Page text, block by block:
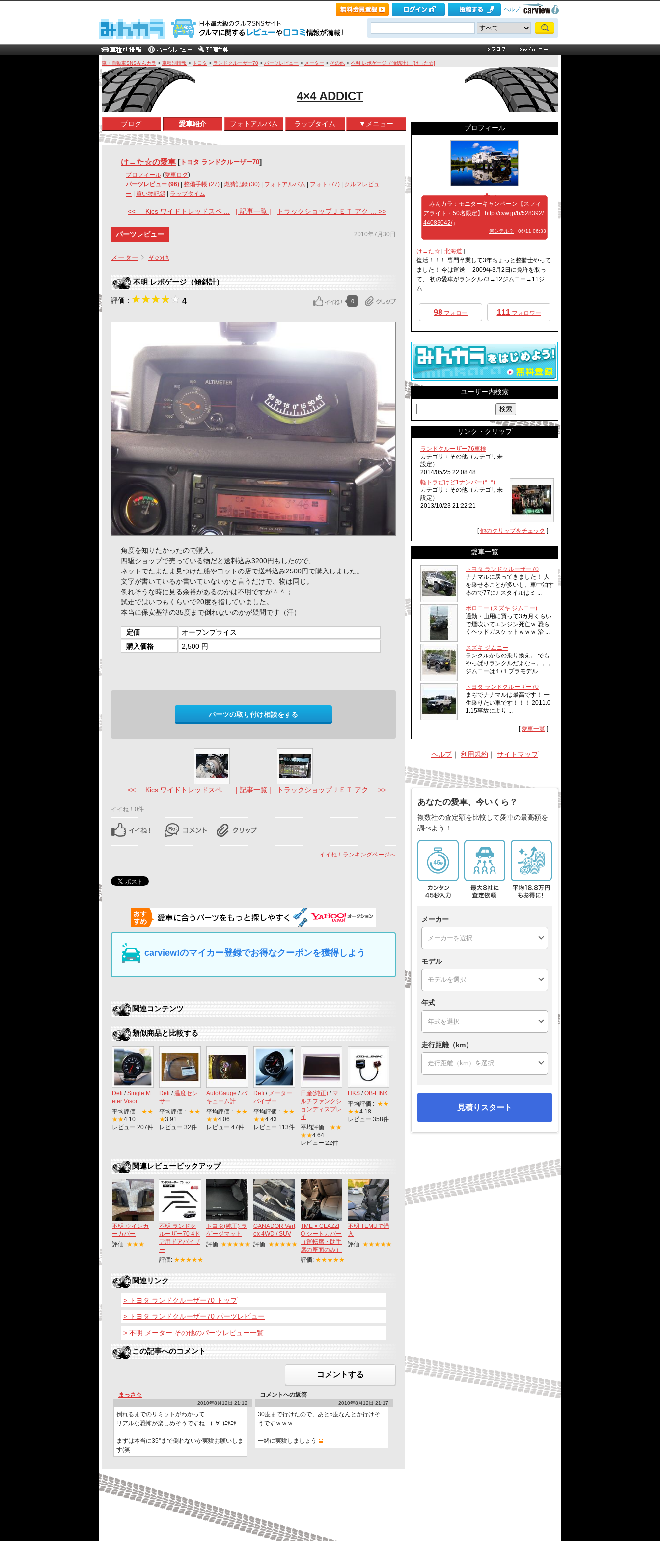
ヘルプ
車・自動車SNSみんカラ > 車種別情報 > トヨタ > ランドクルーザー70 > パーツレビュー > メーター > その他 > 不明 レボゲージ（傾斜計） [け→た☆]
4×4 ADDICT
ブログ 愛車紹介 フォトアルバム ラップタイム ▼メニュー
け→た☆の愛車 [ トヨタ ランドクルーザー70]
プロフィール (愛車ログ)
パーツレビュー (96)
整備手帳 (27) 燃費記録 (30) フォトアルバム フォト (77)
クルマレビュ
ー
買い物記録 ラップタイム
<< Kics ワイドトレッドスペ ... | 記事一覧 | トラックショップＪＥＴ アク ... >>
パーツレビュー 2010年7月30日
メーター その他
不明 レボゲージ（傾斜計）
評価： 4 0
角度を知りたかったので購入。
四駆ショップで売っている物だと送料込み3200円もしたので、
ネットでたまたま見つけた船やヨットの店で送料込み2500円で購入しました。
文字が書いているか書いていないかと言うだけで、物は同じ。
倒れそうな時に見る余裕があるのかは不明ですが＾＾；
試走ではいつもくらいで20度を指していました。
本当に保安基準の35度まで倒れないのかが疑問です（汗）
定価
オープンプライス
購入価格
2,500 円
パーツの取り付け相談をする
<< Kics ワイドトレッドスペ ... | 記事一覧 | トラックショップＪＥＴ アク ... >>
イイね！0件
イイね！ランキングページへ
carview!のマイカー登録でお得なクーポンを獲得しよう
関連コンテンツ
類似商品と比較する
Defi /Single M
eter Visor
平均評価 : ★★
★★4.10
レビュー:207件
Defi /温度セン
サー
平均評価 : ★★
★3.91
レビュー:32件
AutoGauge / バ
キューム計
平均評価 : ★★
★★4.06
レビュー:47件
Defi / メーター
バイザー
平均評価 : ★★
★★4.43
レビュー:113件
日産(純正) / マ
ルチファンクシ
ョンディスプレ
イ
平均評価 : ★★
★★4.64
レビュー:22件
HKS /OB-LINK
平均評価 : ★★
★★4.18
レビュー:358件
関連レビューピックアップ
不明 ウインカ
ーカバー
評価: ★★★
不明 ランドク
ルーザー70 4ド
ア用ドアバイザ
ー
評価: ★★★★★
トヨタ(純正) ラ
ゲージマット
評価: ★★★★★
GANADOR Vert
ex 4WD / SUV
評価: ★★★★★
TME × CLAZZI
O シートカバー
（運転席・助手
席の座面のみ）
評価: ★★★★★
不明 TEMUで購
入
評価: ★★★★★
関連リンク
> トヨタ ランドクルーザー70 トップ
> トヨタ ランドクルーザー70 パーツレビュー
> 不明 メーター その他のパーツレビュー一覧
この記事へのコメント
コメントする
まっさ☆
2010年8月12日 21:12
倒れるまでのリミットがわかって
リアルな恐怖が楽しめそうですね…(･∀･)ﾆﾔﾆﾔ
まずは本当に35°まで倒れないか実験お願いしま
す(笑
コメントへの返答
2010年8月12日 21:17
30度まで行けたので、あと5度なんとか行けそ
うですｗｗｗ
一緒に実験しましょう
プロフィール
「みんカラ：モニターキャンペーン【スフィ
アライト・50名限定】 http://cvw.jp/b/528392/
44083042/」
何シテル？ 06/11 06:33
け→た☆ [北海道 ]
復活！！！ 専門卒業して3年ちょっと整備士やって
ました！ 今は運送！ 2009年3月2日に免許を取っ
て、 初の愛車がランクル73→12ジムニー→11ジ
ム...
98 フォロー 111フォロワー
ユーザー内検索
リンク・クリップ
ランドクルーザー76車検
カテゴリ：その他（カテゴリ未
設定）
2014/05/25 22:08:48
軽トラだけど1ナンバー(*_*)
カテゴリ：その他（カテゴリ未
設定）
2013/10/23 21:22:21
[他のクリップをチェック ]
愛車一覧
トヨタ ランドクルーザー70
ナナマルに戻ってきました！ 人
を乗せることが多いし、車中泊す
るので77に♪ スタイルはミ ...
ボロニー (スズキ ジムニー)
通勤・山用に買って3カ月くらい
で煙吹いてエンジン死亡ｗ 恐ら
くヘッドガスケットｗｗｗ 治 ...
スズキ ジムニー
ランクルからの乗り換え。 でも
やっぱりランクルだよな～。。。
ジムニーは１/１プラモデル ...
トヨタ ランドクルーザー70
まぢでナナマルは最高です！ 一
生乗りたい車です！！！ 2011.0
1.15事故により ...
[愛車一覧 ]
ヘルプ｜ 利用規約 ｜ サイトマップ
あなたの愛車、今いくら？
複数社の査定額を比較して愛車の最高額を
調べよう！
メーカー
モデル
年式
走行距離（km）
見積りスタート